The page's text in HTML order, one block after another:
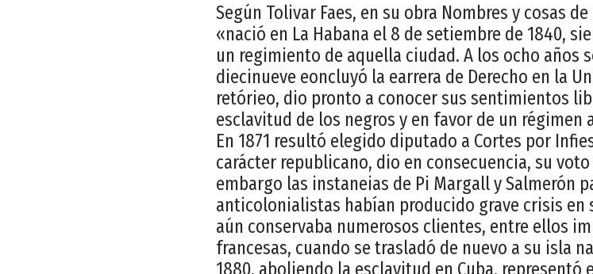
Según Tolivar Faes, en su obra Nombres y cosas
«nació en La Habana el 8 de setiembre de 1840,
un regimiento de aquella ciudad. A los ocho años
diecinueve eoncluyó la earrera de Derecho en la
retórieo, dio pronto a conocer sus sentimientos
esclavitud de los negros y en favor de un régimen
En 1871 resultó elegido diputado a Cortes por
carácter republicano, dio en consecuencia, su voto
embargo las instaneias de Pi Margall y Salmerón
anticolonialistas habían producido grave crisis
aún conservaba numerosos clientes, entre ellos
francesas, cuando se trasladó de nuevo a su isla
1880, aboliendo la esclavitud en Cuba, representó